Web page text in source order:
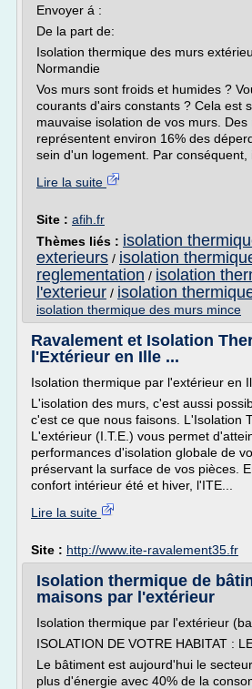
Envoyer á :
De la part de:
Isolation thermique des murs
Normandie
Vos murs sont froids et humides ?
courants d'airs constants ? Cela est
mauvaise isolation de vos murs.
représentent environ 16% des
sein d'un logement. Par conséquent,
Lire la suite
Site : afih.fr
Thèmes liés : isolation
exterieurs / isolation
reglementation / isolation
l'exterieur / isolation
isolation thermique des murs mince
Ravalement et Isolation
l'Extérieur en Ille ...
Isolation thermique par l'extérieur en
L'isolation des murs, c'est aussi
c'est ce que nous faisons. L'Isolation
L'extérieur (I.T.E.) vous permet
performances d'isolation globale de
préservant la surface de vos pièces.
confort intérieur été et hiver, l'ITE...
Lire la suite
Site : http://www.ite-ravalement35.fr
Isolation thermique de
maisons par l'extérieur
Isolation thermique par l'extérieur
ISOLATION DE VOTRE HABITAT :
Le bâtiment est aujourd'hui le
plus d'énergie avec 40% de la